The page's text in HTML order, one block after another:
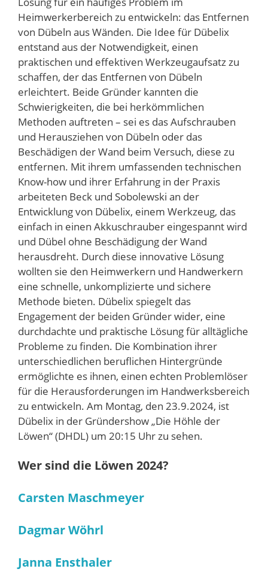
Heimwerkerbereich zu entwickeln: das Entfernen
von Dübeln aus Wänden. Die Idee für Dübelix
entstand aus der Notwendigkeit, einen
praktischen und effektiven Werkzeugaufsatz zu
schaffen, der das Entfernen von Dübeln
erleichtert. Beide Gründer kannten die
Schwierigkeiten, die bei herkömmlichen
Methoden auftreten – sei es das Aufschrauben
und Herausziehen von Dübeln oder das
Beschädigen der Wand beim Versuch, diese zu
entfernen. Mit ihrem umfassenden technischen
Know-how und ihrer Erfahrung in der Praxis
arbeiteten Beck und Sobolewski an der
Entwicklung von Dübelix, einem Werkzeug, das
einfach in einen Akkuschrauber eingespannt wird
und Dübel ohne Beschädigung der Wand
herausdreht. Durch diese innovative Lösung
wollten sie den Heimwerkern und Handwerkern
eine schnelle, unkomplizierte und sichere
Methode bieten. Dübelix spiegelt das
Engagement der beiden Gründer wider, eine
durchdachte und praktische Lösung für alltägliche
Probleme zu finden. Die Kombination ihrer
unterschiedlichen beruflichen Hintergründe
ermöglichte es ihnen, einen echten Problemlöser
für die Herausforderungen im Handwerksbereich
zu entwickeln. Am Montag, den 23.9.2024, ist
Dübelix in der Gründershow „Die Höhle der
Löwen“ (DHDL) um 20:15 Uhr zu sehen.
Wer sind die Löwen 2024?
Carsten Maschmeyer
Dagmar Wöhrl
Janna Ensthaler